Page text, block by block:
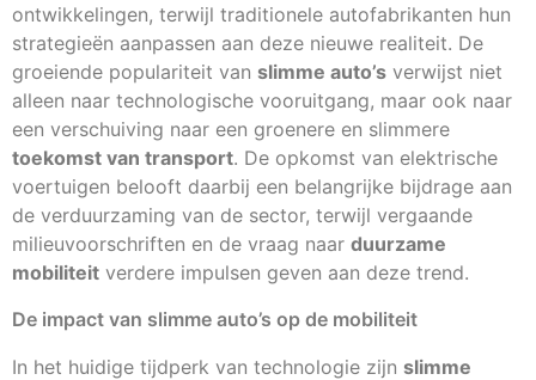
ontwikkelingen, terwijl traditionele autofabrikanten hun
strategieën aanpassen aan deze nieuwe realiteit. De
groeiende populariteit van slimme auto’s verwijst niet
alleen naar technologische vooruitgang, maar ook naar
een verschuiving naar een groenere en slimmere
toekomst van transport. De opkomst van elektrische
voertuigen belooft daarbij een belangrijke bijdrage aan
de verduurzaming van de sector, terwijl vergaande
milieuvoorschriften en de vraag naar duurzame
mobiliteit verdere impulsen geven aan deze trend.
De impact van slimme auto’s op de mobiliteit
In het huidige tijdperk van technologie zijn slimme